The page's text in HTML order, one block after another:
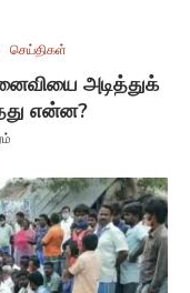
செய்திகள்
அடித்துக்
என்ன?